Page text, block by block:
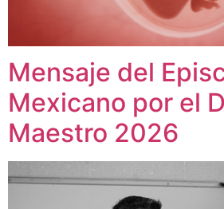
Mensaje del
Mexicano por el
Maestro 2026